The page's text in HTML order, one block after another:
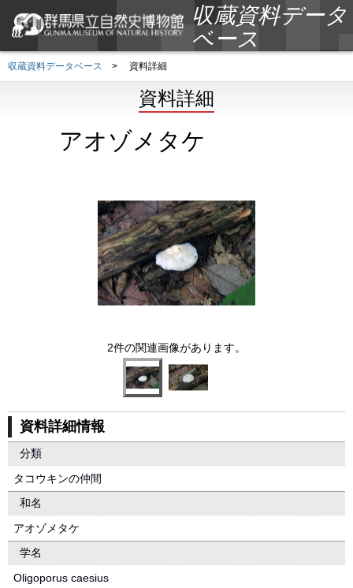
収蔵資料データ
ベース
収蔵資料データベース > 資料詳細
資料詳細
アオゾメタケ
2件の関連画像があります。
資料詳細情報
分類
タコウキンの仲間
和名
アオゾメタケ
学名
Oligoporus caesius